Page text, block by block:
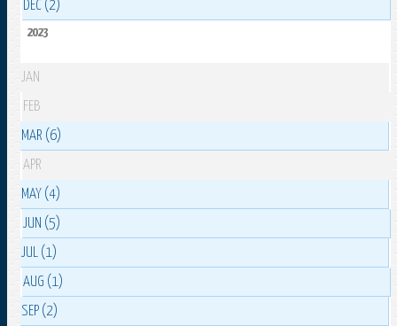
DEC (2)
2023
JAN
FEB
MAR (6)
APR
MAY (4)
JUN (5)
JUL (1)
AUG (1)
SEP (2)